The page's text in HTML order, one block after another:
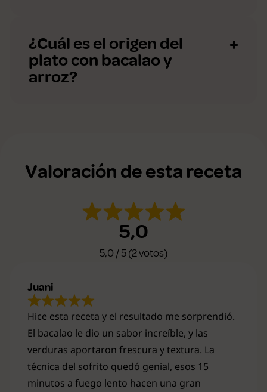
¿Cuál es el origen del
plato con bacalao y
arroz?
Valoración de esta receta
5,0
5,0 / 5 (2 votos)
Hice esta receta y el resultado me sorprendió.
El bacalao le dio un sabor increíble, y las
verduras aportaron frescura y textura. La
técnica del sofrito quedó genial, esos 15
minutos a fuego lento hacen una gran
Juani